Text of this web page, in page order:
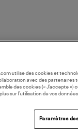
utilise des cookies et
avec des partenaires
des cookies (« J’accepte
sur l’utilisation de vos
Paramètres